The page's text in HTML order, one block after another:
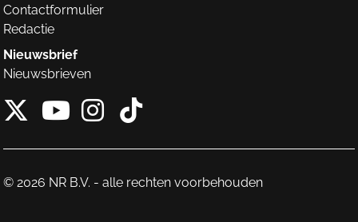
Contactformulier
Redactie
Nieuwsbrief
Nieuwsbrieven
X van NieuwRechts
Instagram van
Tiktok van
© 2026 NR B.V. - alle rechten voorbehouden